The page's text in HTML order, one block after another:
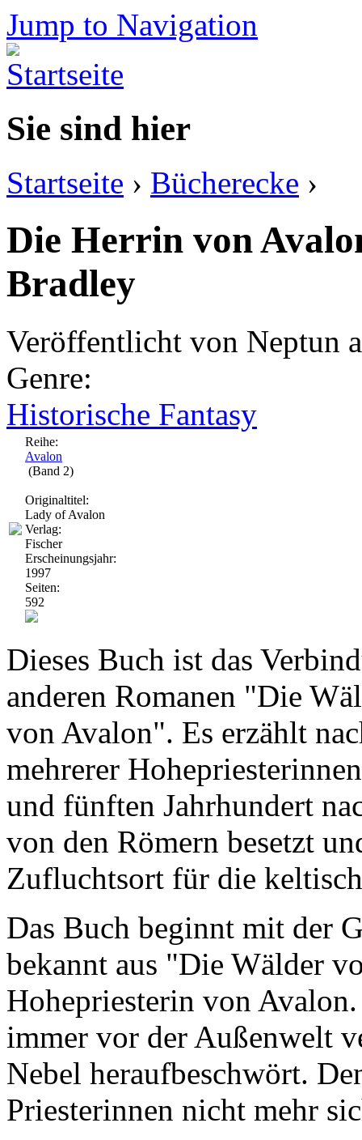
Jump to Navigation
Sie sind hier
Startseite › Bücherecke ›
Die Herrin von
Bradley
Veröffentlicht von Neptun
Genre:
Historische Fantasy
Reihe:
Avalon
(Band 2)
Originaltitel:
Lady of Avalon
Verlag:
Fischer
Erscheinungsjahr:
1997
Seiten:
592
Dieses Buch ist das
anderen Romanen "Die
von Avalon". Es erzählt
mehrerer
und fünften Jahrhundert
von den Römern besetzt
Zufluchtsort für die
Das Buch beginnt mit der
bekannt aus "Die Wälder
Hohepriesterin von
immer vor der Außenwelt
Nebel heraufbeschwört.
Priesterinnen nicht mehr